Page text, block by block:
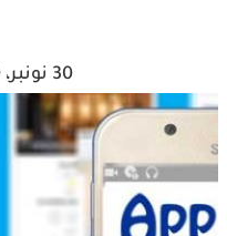
30 نونبر، 2020